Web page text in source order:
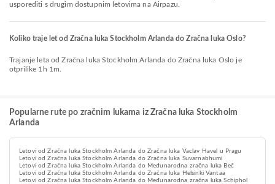
usporediti s drugim dostupnim letovima na Airpazu.
Koliko traje let od Zračna luka Stockholm Arlanda do Zračna luka Oslo?
Trajanje leta od Zračna luka Stockholm Arlanda do Zračna luka Oslo je
otprilike 1h 1m.
Popularne rute po zračnim lukama iz Zračna luka Stockholm
Arlanda
Letovi od Zračna luka Stockholm Arlanda do Zračna luka Vaclav Havel u Pragu
Letovi od Zračna luka Stockholm Arlanda do Zračna luka Suvarnabhumi
Letovi od Zračna luka Stockholm Arlanda do Međunarodna zračna luka Beč
Letovi od Zračna luka Stockholm Arlanda do Zračna luka Helsinki Vantaa
Letovi od Zračna luka Stockholm Arlanda do Međunarodna zračna luka Schiphol